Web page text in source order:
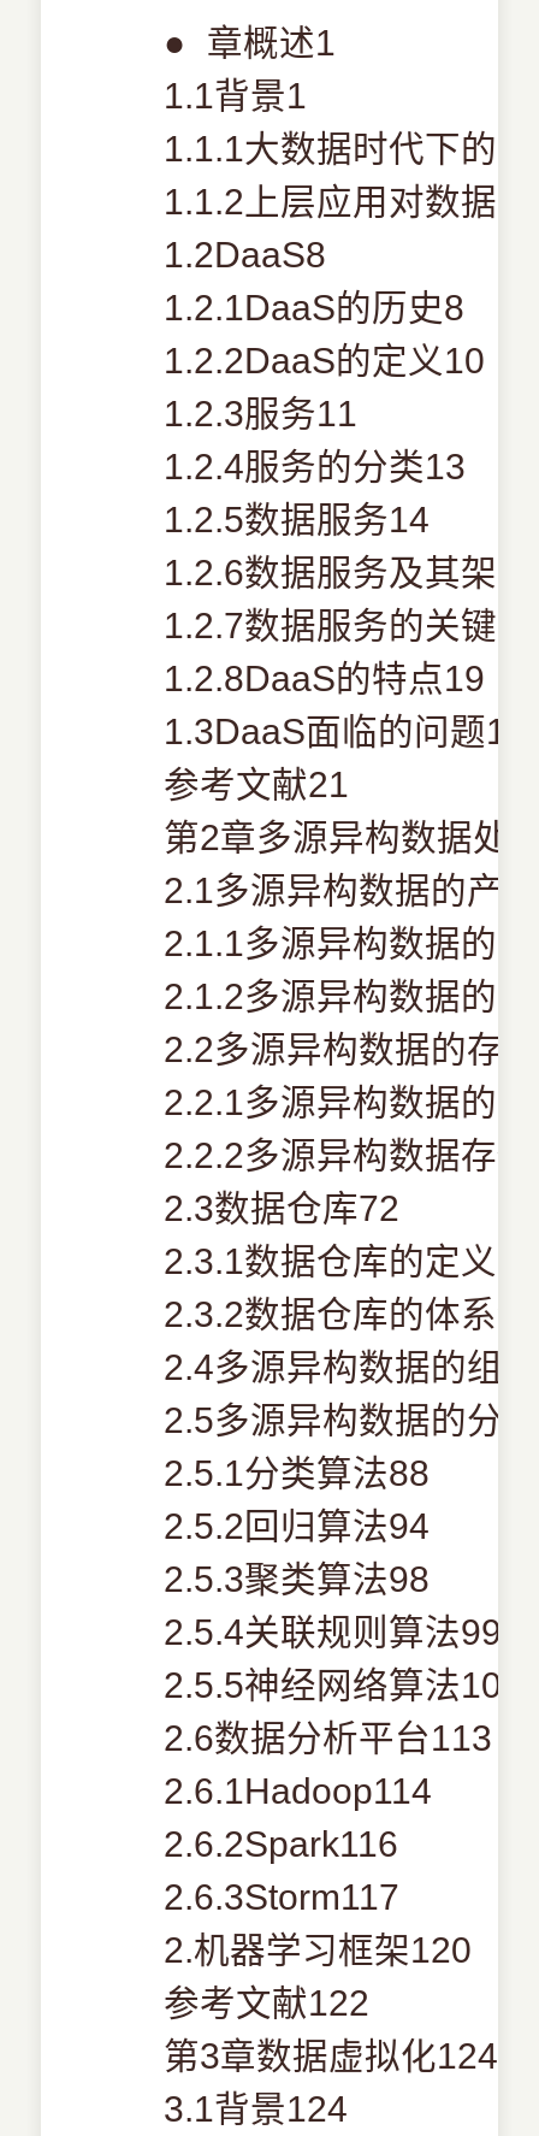
●
章概述1
1.1背景1
1.1.1大数据时代下的
1.1.2上层应用对数据
1.2DaaS8
1.2.1DaaS的历史8
1.2.2DaaS的定义10
1.2.3服务11
1.2.4服务的分类13
1.2.5数据服务14
1.2.6数据服务及其架
1.2.7数据服务的关键
1.2.8DaaS的特点19
1.3DaaS面临的问题19
参考文献21
第2章多源异构数据处
2.1多源异构数据的产
2.1.1多源异构数据的
2.1.2多源异构数据的
2.2多源异构数据的存
2.2.1多源异构数据的
2.2.2多源异构数据存
2.3数据仓库72
2.3.1数据仓库的定义
2.3.2数据仓库的体系
2.4多源异构数据的组
2.5多源异构数据的分
2.5.1分类算法88
2.5.2回归算法94
2.5.3聚类算法98
2.5.4关联规则算法99
2.5.5神经网络算法102
2.6数据分析平台113
2.6.1Hadoop114
2.6.2Spark116
2.6.3Storm117
2.机器学习框架120
参考文献122
第3章数据虚拟化124
3.1背景124